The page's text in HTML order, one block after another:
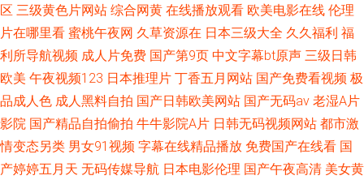
区 三级黄色片网站 综合网黄 在线播放观看 欧美电影在线 伦理
片在哪里看 蜜桃午夜网 久草资源在 日本三级大全 久久福利 福
利所导航视频 成人片免费 国产第9页 中文字幕bt原声 三级日韩
欧美 午夜视频123 日本推理片 丁香五月网站 国产免费看视频 极
品成人色 成人黑料自拍 国产日韩欧美网站 国产无码av 老湿A片
影院 国产精品自拍偷拍 牛牛影院A片 日韩无码视频网站 都市激
情变态另类 男女91视频 字幕在线精品播放 免费国产在线看 国
产婷婷五月天 无码传媒导航 日本电影伦理 国产午夜高清 美女黄